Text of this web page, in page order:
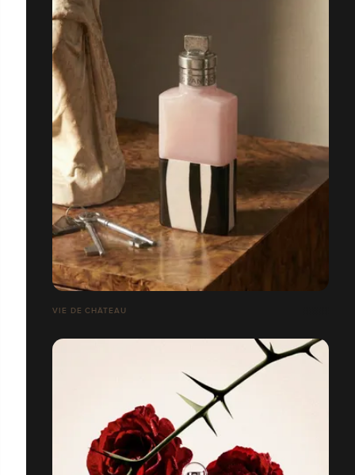
VIE DE CHÂTEAU